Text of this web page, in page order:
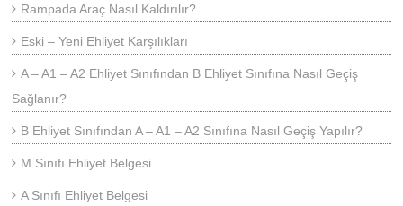
Rampada Araç Nasıl Kaldırılır?
Eski – Yeni Ehliyet Karşılıkları
A – A1 – A2 Ehliyet Sınıfından B Ehliyet Sınıfına Nasıl Geçiş
Sağlanır?
B Ehliyet Sınıfından A – A1 – A2 Sınıfına Nasıl Geçiş Yapılır?
M Sınıfı Ehliyet Belgesi
A Sınıfı Ehliyet Belgesi